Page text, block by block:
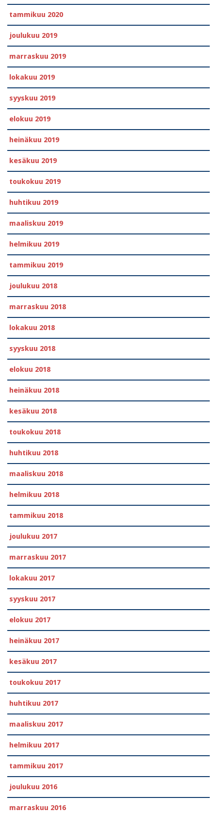
tammikuu 2020
joulukuu 2019
marraskuu 2019
lokakuu 2019
syyskuu 2019
elokuu 2019
heinäkuu 2019
kesäkuu 2019
toukokuu 2019
huhtikuu 2019
maaliskuu 2019
helmikuu 2019
tammikuu 2019
joulukuu 2018
marraskuu 2018
lokakuu 2018
syyskuu 2018
elokuu 2018
heinäkuu 2018
kesäkuu 2018
toukokuu 2018
huhtikuu 2018
maaliskuu 2018
helmikuu 2018
tammikuu 2018
joulukuu 2017
marraskuu 2017
lokakuu 2017
syyskuu 2017
elokuu 2017
heinäkuu 2017
kesäkuu 2017
toukokuu 2017
huhtikuu 2017
maaliskuu 2017
helmikuu 2017
tammikuu 2017
joulukuu 2016
marraskuu 2016